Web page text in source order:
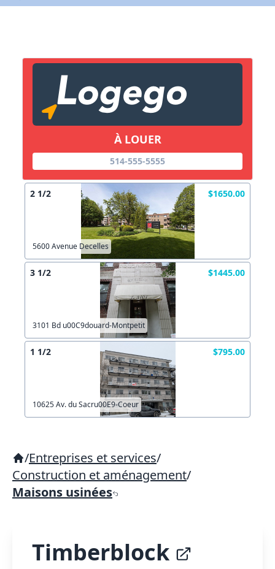
À LOUER
514-555-5555
2 1/2 $1650.00
5600 Avenue Decelles
3 1/2 $1445.00
3101 Bd u00C9douard-Montpetit
1 1/2 $795.00
10625 Av. du Sacru00E9-Coeur
/Entreprises et services/
Construction et aménagement/
Maisons usinées
Timberblock
Lien vers inscription (sera inclus dans courriel)
Copier lien
X Fermer
X Fermer